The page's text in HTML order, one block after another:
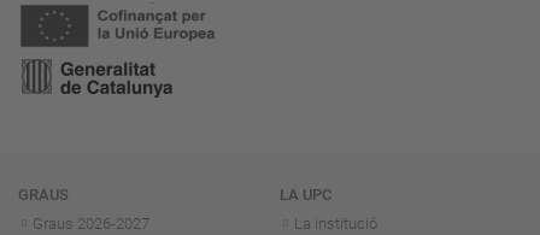
Navegació
GRAUS
Graus 2026-2027
LA UPC
La institució